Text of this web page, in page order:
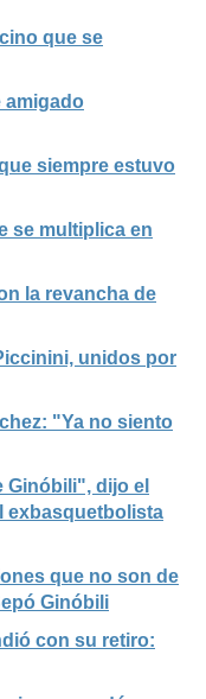
que se
amigado
siempre estuvo
se multiplica en
la revancha de
unidos por
"Ya no siento
Ginóbili", dijo el
exbasquetbolista
que no son de
Ginóbili
con su retiro: